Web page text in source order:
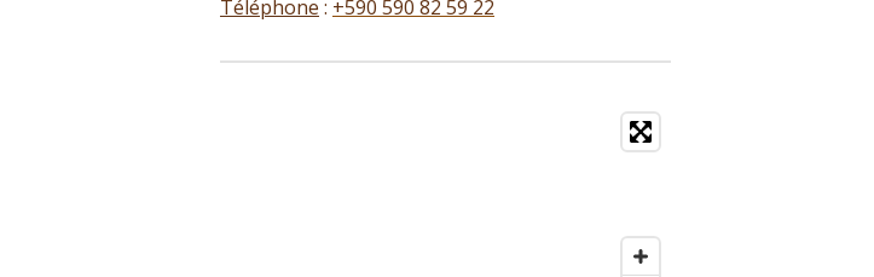
Téléphone : +590 590 82 59 22